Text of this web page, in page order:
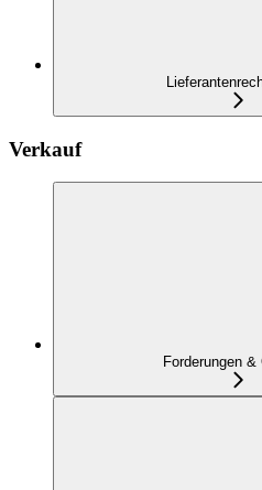
Verkauf
Forderungen &